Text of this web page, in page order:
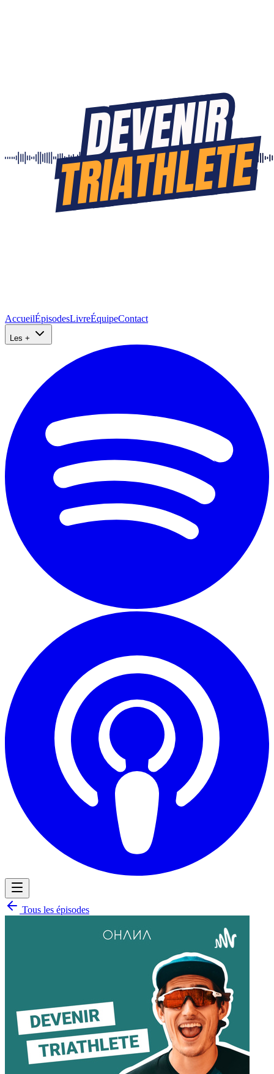
AccueilÉpisodesLivreÉquipeContact
Les +
Tous les épisodes